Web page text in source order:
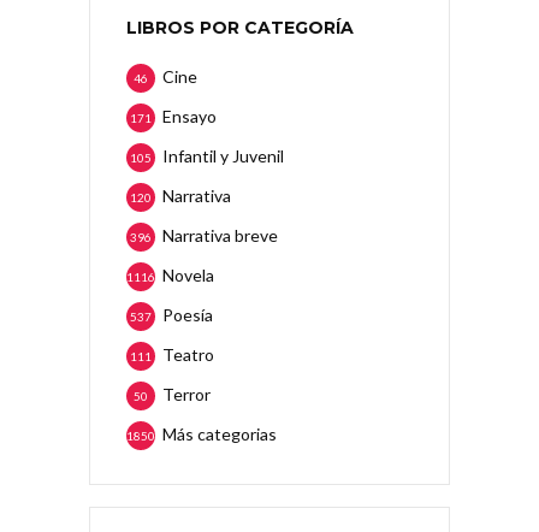
LIBROS POR CATEGORÍA
Cine
46
Ensayo
171
Infantil y Juvenil
105
Narrativa
120
Narrativa breve
396
Novela
1116
Poesía
537
Teatro
111
Terror
50
Más categorias
1850